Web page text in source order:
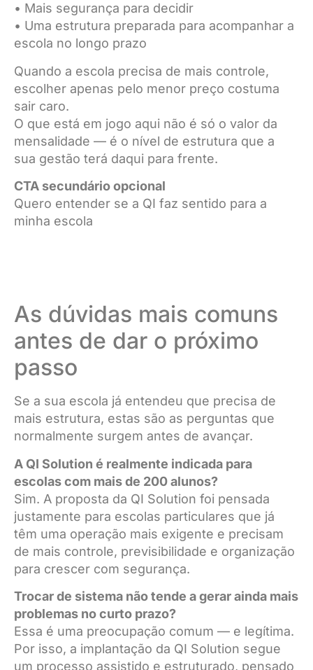
• Mais segurança para decidir
• Uma estrutura preparada para acompanhar a
escola no longo prazo
Quando a escola precisa de mais controle,
escolher apenas pelo menor preço costuma
sair caro.
O que está em jogo aqui não é só o valor da
mensalidade — é o nível de estrutura que a
sua gestão terá daqui para frente.
CTA secundário opcional
Quero entender se a QI faz sentido para a
minha escola
As dúvidas mais comuns
antes de dar o próximo
passo
Se a sua escola já entendeu que precisa de
mais estrutura, estas são as perguntas que
normalmente surgem antes de avançar.
A QI Solution é realmente indicada para
escolas com mais de 200 alunos?
Sim. A proposta da QI Solution foi pensada
justamente para escolas particulares que já
têm uma operação mais exigente e precisam
de mais controle, previsibilidade e organização
para crescer com segurança.
Trocar de sistema não tende a gerar ainda mais
problemas no curto prazo?
Essa é uma preocupação comum — e legítima.
Por isso, a implantação da QI Solution segue
um processo assistido e estruturado, pensado